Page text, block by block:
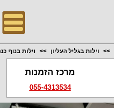
וילות בגליל העליון וילות בנוף
מרכז הזמנות
055-4313534